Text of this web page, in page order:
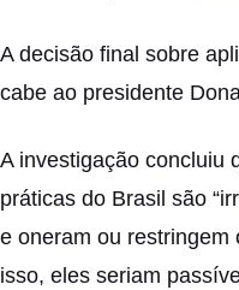
A decisão final sobre
cabe ao presidente
A investigação concluiu
práticas do Brasil são
e oneram ou restringem
isso, eles seriam